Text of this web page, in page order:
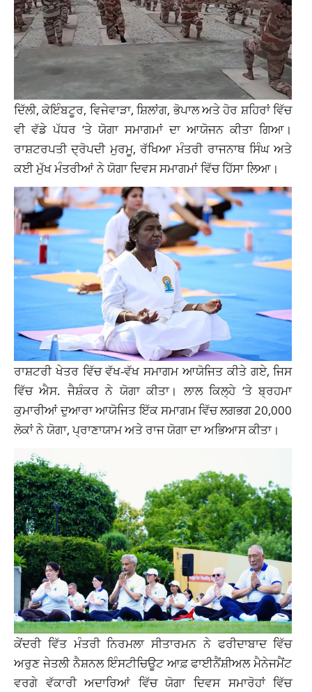
ਦਿੱਲੀ, ਕੋਇੰਬਟੂਰ, ਵਿਜੇਵਾੜਾ, ਸ਼ਿਲਾਂਗ, ਭੋਪਾਲ ਅਤੇ ਹੋਰ ਸ਼ਹਿਰਾਂ ਵਿੱਚ
ਵੀ ਵੱਡੇ ਪੱਧਰ ‘ਤੇ ਯੋਗਾ ਸਮਾਗਮਾਂ ਦਾ ਆਯੋਜਨ ਕੀਤਾ ਗਿਆ।
ਰਾਸ਼ਟਰਪਤੀ ਦ੍ਰੋਪਦੀ ਮੁਰਮੂ, ਰੱਖਿਆ ਮੰਤਰੀ ਰਾਜਨਾਥ ਸਿੰਘ ਅਤੇ
ਕਈ ਮੁੱਖ ਮੰਤਰੀਆਂ ਨੇ ਯੋਗਾ ਦਿਵਸ ਸਮਾਗਮਾਂ ਵਿੱਚ ਹਿੱਸਾ ਲਿਆ।
ਰਾਸ਼ਟਰੀ ਖੇਤਰ ਵਿੱਚ ਵੱਖ-ਵੱਖ ਸਮਾਗਮ ਆਯੋਜਿਤ ਕੀਤੇ ਗਏ, ਜਿਸ
ਵਿੱਚ ਐਸ. ਜੈਸ਼ੰਕਰ ਨੇ ਯੋਗਾ ਕੀਤਾ। ਲਾਲ ਕਿਲ੍ਹੇ ‘ਤੇ ਬ੍ਰਹਮਾ
ਕੁਮਾਰੀਆਂ ਦੁਆਰਾ ਆਯੋਜਿਤ ਇੱਕ ਸਮਾਗਮ ਵਿੱਚ ਲਗਭਗ 20,000
ਲੋਕਾਂ ਨੇ ਯੋਗਾ, ਪ੍ਰਾਣਾਯਾਮ ਅਤੇ ਰਾਜ ਯੋਗਾ ਦਾ ਅਭਿਆਸ ਕੀਤਾ।
ਕੇਂਦਰੀ ਵਿੱਤ ਮੰਤਰੀ ਨਿਰਮਲਾ ਸੀਤਾਰਮਨ ਨੇ ਫਰੀਦਾਬਾਦ ਵਿੱਚ
ਅਰੁਣ ਜੇਤਲੀ ਨੈਸ਼ਨਲ ਇੰਸਟੀਚਿਊਟ ਆਫ਼ ਫਾਈਨੈਂਸ਼ੀਅਲ ਮੈਨੇਜਮੈਂਟ
ਵਰਗੇ ਵੱਕਾਰੀ ਅਦਾਰਿਆਂ ਵਿੱਚ ਯੋਗਾ ਦਿਵਸ ਸਮਾਰੋਹਾਂ ਵਿੱਚ